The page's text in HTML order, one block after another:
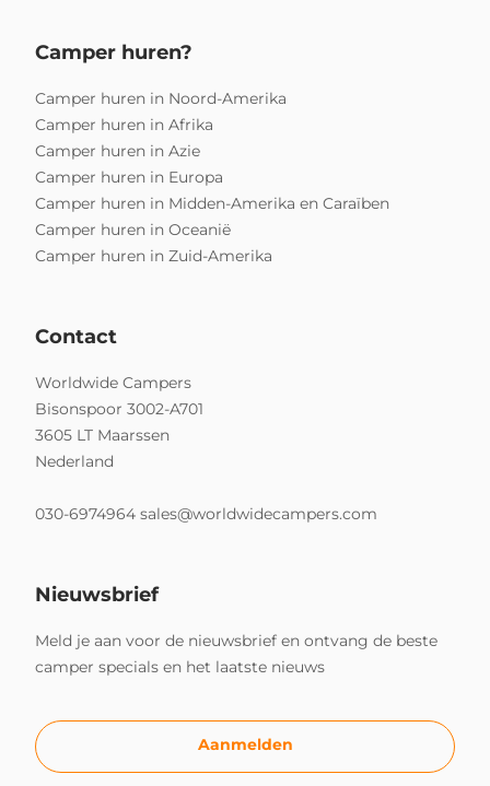
Camper huren?
Camper huren in Noord-Amerika
Camper huren in Afrika
Camper huren in Azie
Camper huren in Europa
Camper huren in Midden-Amerika en Caraïben
Camper huren in Oceanië
Camper huren in Zuid-Amerika
Contact
Worldwide Campers
Bisonspoor 3002-A701
3605 LT Maarssen
Nederland
030-6974964 sales@worldwidecampers.com
Nieuwsbrief
Meld je aan voor de nieuwsbrief en ontvang de beste
camper specials en het laatste nieuws
Aanmelden